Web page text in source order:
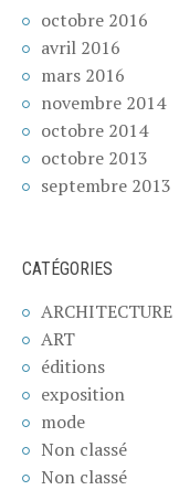
octobre 2016
avril 2016
mars 2016
novembre 2014
octobre 2014
octobre 2013
septembre 2013
CATÉGORIES
ARCHITECTURE
ART
éditions
exposition
mode
Non classé
Non classé